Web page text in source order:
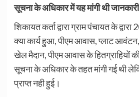
सूचना के अधिकार में यह मांगी थी जानकारी
शिकायत कर्ता द्वारा ग्राम पंचायत के
क्या कार्य हुआ, पीएम आवास, प्लाट आवंटन,
खेल मैदान, पीएम आवास के हितग्राहियों
सूचना के अधिकार के तहत मांगी गई थी
प्राप्त नही हुई।